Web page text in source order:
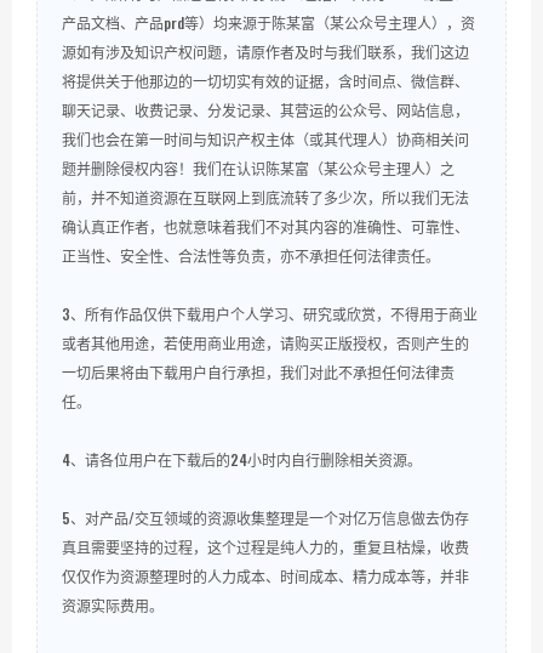
产品文档、产品prd等）均来源于陈某富（某公众号主理人），资
源如有涉及知识产权问题，请原作者及时与我们联系，我们这边
将提供关于他那边的一切切实有效的证据，含时间点、微信群、
聊天记录、收费记录、分发记录、其营运的公众号、网站信息，
我们也会在第一时间与知识产权主体（或其代理人）协商相关问
题并删除侵权内容！我们在认识陈某富（某公众号主理人）之
前，并不知道资源在互联网上到底流转了多少次，所以我们无法
确认真正作者，也就意味着我们不对其内容的准确性、可靠性、
正当性、安全性、合法性等负责，亦不承担任何法律责任。
3、所有作品仅供下载用户个人学习、研究或欣赏，不得用于商业
或者其他用途，若使用商业用途，请购买正版授权，否则产生的
一切后果将由下载用户自行承担，我们对此不承担任何法律责
任。
4、请各位用户在下载后的24小时内自行删除相关资源。
5、对产品/交互领域的资源收集整理是一个对亿万信息做去伪存
真且需要坚持的过程，这个过程是纯人力的，重复且枯燥，收费
仅仅作为资源整理时的人力成本、时间成本、精力成本等，并非
资源实际费用。